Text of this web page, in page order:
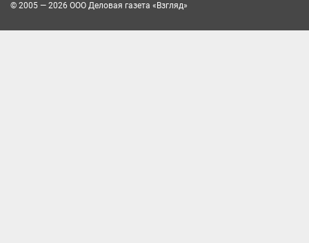
© 2005 — 2026 ООО Деловая газета «Взгляд»